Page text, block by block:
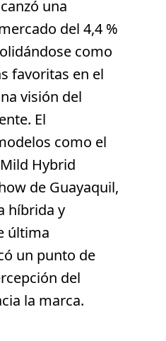
una
del 4,4 %
como
favoritas en el
visión del
El
como el
Hybrid
de Guayaquil,
híbrida y
última
un punto de
del
la marca.